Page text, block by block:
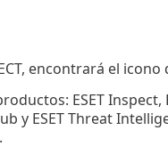
encontrará el
ESET Inspect,
y ESET Threat